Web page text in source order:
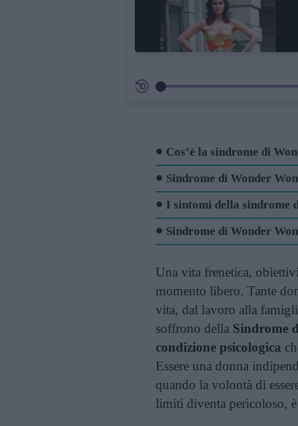
Cos’è la sindrome di
Sindrome di Wonder
I sintomi della sindrome
Sindrome di Wonder
Una vita frenetica,
momento libero. Tante
vita, dal lavoro alla
soffrono della Sindrome
condizione psicologica
Essere una donna
quando la volontà di
limiti diventa pericoloso, è